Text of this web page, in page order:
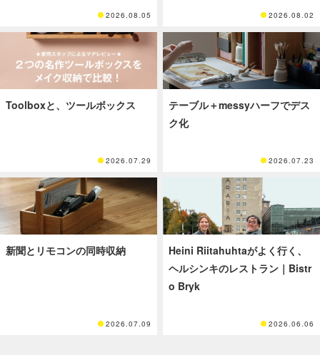
2026.08.05 2026.08.02
Toolboxと、ツールボックス
2026.07.29
テーブル＋messyハーフでデス
ク化
2026.07.23
新聞とリモコンの同時収納
2026.07.09
Heini Riitahuhtaがよく行く、
ヘルシンキのレストラン｜Bistr
o Bryk
2026.06.06